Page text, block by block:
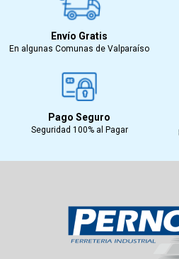
Envío Gratis
En algunas Comunas de Valparaíso
Pago Seguro
Seguridad 100% al Pagar